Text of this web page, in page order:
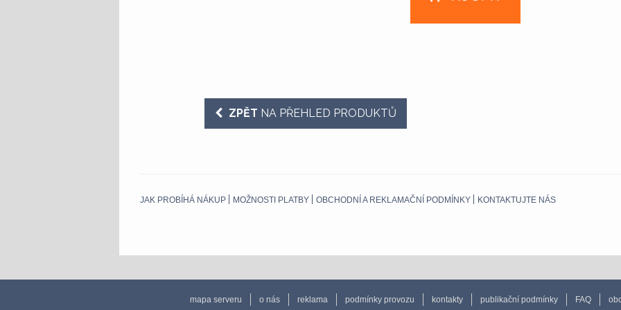
ZPĚT NA PŘEHLED PRODUKTŮ
JAK PROBÍHÁ NÁKUP MOŽNOSTI PLATBY OBCHODNÍ A REKLAMAČNÍ PODMÍNKY KONTAKTUJTE NÁS
mapa serveru o nás reklama podmínky provozu kontakty publikační podmínky FAQ